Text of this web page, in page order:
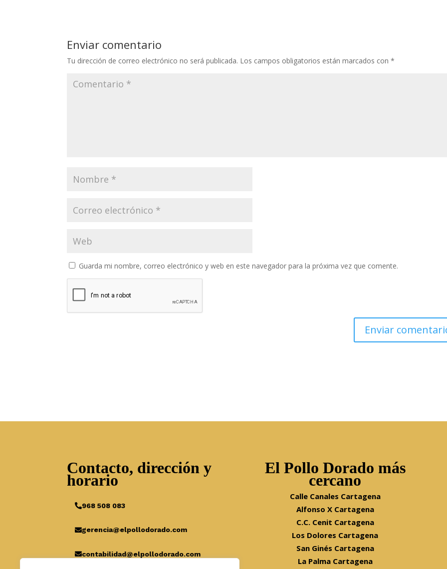
Enviar comentario
Tu dirección de correo electrónico no será publicada. Los campos obligatorios están marcados con*
Guarda mi nombre, correo electrónico y web en este navegador para la próxima vez que comente.
Contacto, dirección y
horario
968 508 083
gerencia@elpollodorado.com
contabilidad@elpollodorado.com
El Pollo Dorado más
cercano
Calle Canales Cartagena
Alfonso X Cartagena
C.C. Cenit Cartagena
Los Dolores Cartagena
San Ginés Cartagena
La Palma Cartagena